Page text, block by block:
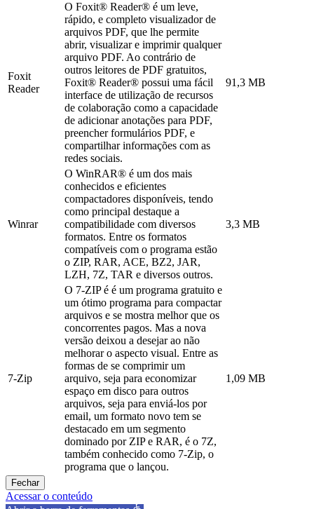
Foxit
Reader
O Foxit® Reader® é um leve,
rápido, e completo visualizador de
arquivos PDF, que lhe permite
abrir, visualizar e imprimir qualquer
arquivo PDF. Ao contrário de
outros leitores de PDF gratuitos,
Foxit® Reader® possui uma fácil
interface de utilização de recursos
de colaboração como a capacidade
de adicionar anotações para PDF,
preencher formulários PDF, e
compartilhar informações com as
redes sociais.
91,3 MB
Winrar
O WinRAR® é um dos mais
conhecidos e eficientes
compactadores disponíveis, tendo
como principal destaque a
compatibilidade com diversos
formatos. Entre os formatos
compatíveis com o programa estão
o ZIP, RAR, ACE, BZ2, JAR,
LZH, 7Z, TAR e diversos outros.
3,3 MB
7-Zip
O 7-ZIP é é um programa gratuito e
um ótimo programa para compactar
arquivos e se mostra melhor que os
concorrentes pagos. Mas a nova
versão deixou a desejar ao não
melhorar o aspecto visual. Entre as
formas de se comprimir um
arquivo, seja para economizar
espaço em disco para outros
arquivos, seja para enviá-los por
email, um formato novo tem se
destacado em um segmento
dominado por ZIP e RAR, é o 7Z,
também conhecido como 7-Zip, o
programa que o lançou.
1,09 MB
Fechar
Acessar o conteúdo